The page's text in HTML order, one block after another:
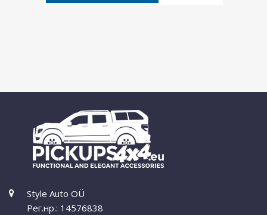
Style Auto OÜ
Рег.нр.: 14576838